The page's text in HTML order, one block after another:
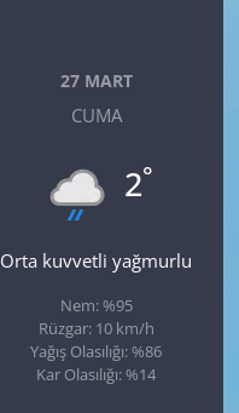
27 MART
CUMA
2°
Orta kuvvetli yağmurlu
Nem: %95
Rüzgar: 10 km/h
Yağış Olasılığı: %86
Kar Olasılığı: %14